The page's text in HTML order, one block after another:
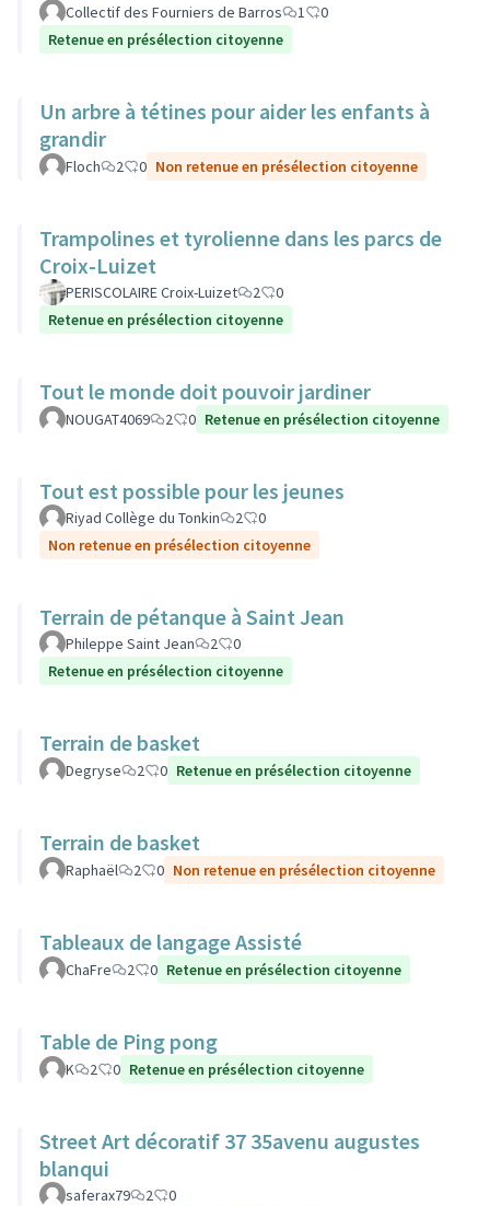
Collectif des Fourniers de Barros 1
0
Retenue en présélection citoyenne
Un arbre à tétines pour aider les enfants à
grandir
Floch 2 0 Non retenue en présélection citoyenne
Trampolines et tyrolienne dans les parcs de
Croix-Luizet
PERISCOLAIRE Croix-Luizet 2
0
Retenue en présélection citoyenne
Tout le monde doit pouvoir jardiner
NOUGAT4069 2 0 Retenue en présélection citoyenne
Tout est possible pour les jeunes
Riyad Collège du Tonkin 2
0
Non retenue en présélection citoyenne
Terrain de pétanque à Saint Jean
Phileppe Saint Jean 2
0
Retenue en présélection citoyenne
Terrain de basket
Degryse 2 0 Retenue en présélection citoyenne
Terrain de basket
Raphaël 2 0 Non retenue en présélection citoyenne
Tableaux de langage Assisté
ChaFre 2 0 Retenue en présélection citoyenne
Table de Ping pong
K 2 0 Retenue en présélection citoyenne
Street Art décoratif 37 35avenu augustes
blanqui
saferax79 2
0